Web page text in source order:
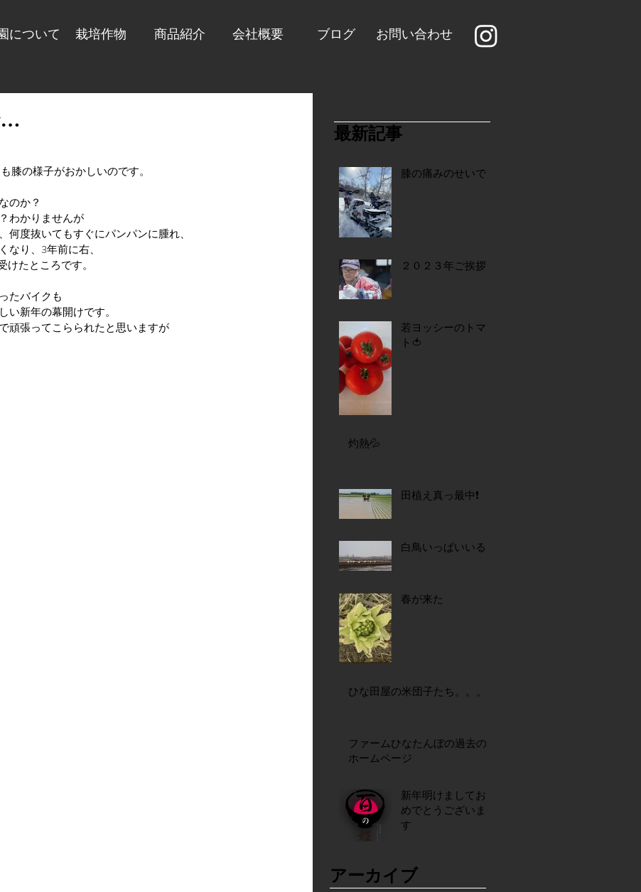
について 栽培作物 商品紹介 会社概要 ブログ お問い合わせ
…
膝の様子がおかしいのです。
のか？
わかりませんが
度抜いてもすぐにパンパンに腫れ、
り、3年前に右、
たところです。
たバイクも
い新年の幕開けです。
頑張ってこらられたと思いますが
最新記事
膝の痛みのせいで…
２０２３年ご挨拶
若ヨッシーのトマ
ト🍅
灼熱💦
田植え真っ最中❗
白鳥いっぱいいる
春が来た
ひな田屋の米団子たち。。。
ファームひなたんぼの過去の
ホームページ
新年明けましてお
めでとうございま
す
アーカイブ